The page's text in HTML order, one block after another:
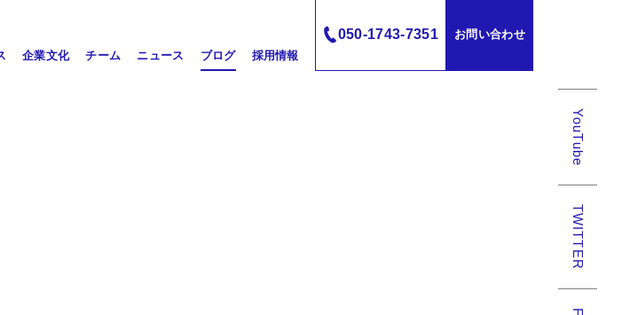
企業文化 チーム ニュース ブログ 採用情報
お問い合わせ
050-1743-7351
YouTube
TWITTER